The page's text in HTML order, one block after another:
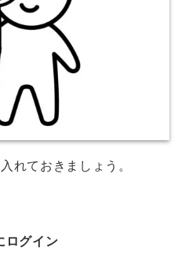
れておきましょう。
ログイン